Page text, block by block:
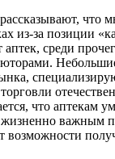
что
из-за позиции
аптек, среди
что аптекам
важным
возможности